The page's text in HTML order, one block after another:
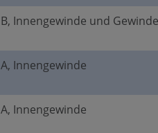
B, Innengewinde und
A, Innengewinde
A, Innengewinde